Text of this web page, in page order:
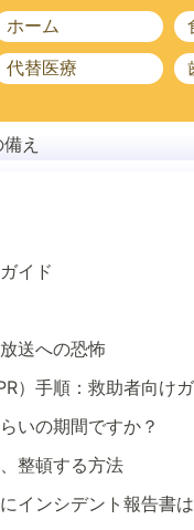
ホーム
代替医療
え
イド
送への恐怖
）手順：救助者向け
いの期間ですか？
整頓する方法
インシデント報告書